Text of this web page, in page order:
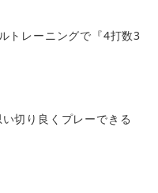
トレーニングで『4打数3
切り良くプレーできる